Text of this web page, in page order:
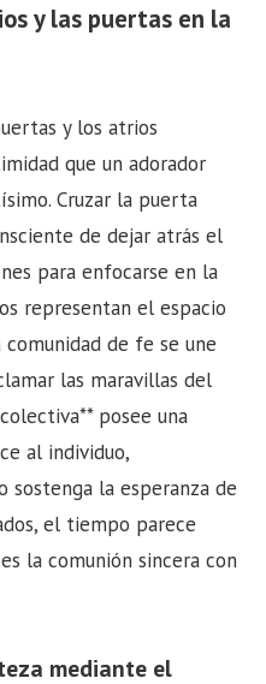
y las puertas en la
y los atrios
que un adorador
Cruzar la puerta
de dejar atrás el
para enfocarse en la
representan el espacio
de fe se une
las maravillas del
posee una
al individuo,
la esperanza de
el tiempo parece
la comunión sincera con
mediante el